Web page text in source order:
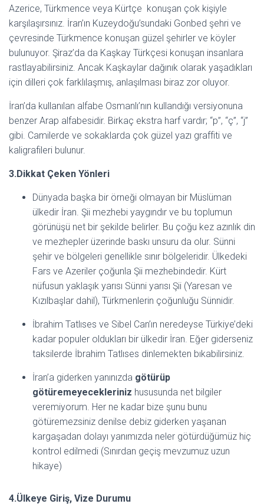
Azerice, Türkmence veya Kürtçe konuşan çok kişiyle
karşılaşırsınız. İran’ın Kuzeydoğu’sundaki Gonbed şehri ve
çevresinde Türkmence konuşan güzel şehirler ve köyler
bulunuyor. Şiraz’da da Kaşkay Türkçesi konuşan insanlara
rastlayabilirsiniz. Ancak Kaşkaylar dağınık olarak yaşadıkları
için dilleri çok farklılaşmış, anlaşılması biraz zor oluyor.
İran’da kullanılan alfabe Osmanlı’nın kullandığı versiyonuna
benzer Arap alfabesidir. Birkaç ekstra harf vardır; “p”, “ç”, “j”
gibi. Camilerde ve sokaklarda çok güzel yazı graffiti ve
kaligrafileri bulunur.
3.Dikkat Çeken Yönleri
Dünyada başka bir örneği olmayan bir Müslüman
ülkedir İran. Şii mezhebi yaygındır ve bu toplumun
görünüşü net bir şekilde belirler. Bu çoğu kez azınlık din
ve mezhepler üzerinde baskı unsuru da olur. Sünni
şehir ve bölgeleri genellikle sınır bölgeleridir. Ülkedeki
Fars ve Azeriler çoğunla Şii mezhebindedir. Kürt
nüfusun yaklaşık yarısı Sünni yarısı Şii (Yaresan ve
Kızılbaşlar dahil), Türkmenlerin çoğunluğu Sünnidir.
İbrahim Tatlıses ve Sibel Can’ın neredeyse Türkiye’deki
kadar populer oldukları bir ülkedir İran. Eğer giderseniz
taksilerde İbrahim Tatlıses dinlemekten bıkabilirsiniz.
İran’a giderken yanınızda götürüp
götüremeyecekleriniz hususunda net bilgiler
veremiyorum. Her ne kadar bize şunu bunu
götüremezsiniz denilse debiz giderken yaşanan
kargaşadan dolayı yanımızda neler götürdüğümüz hiç
kontrol edilmedi (Sınırdan geçiş mevzumuz uzun
hikaye)
4.Ülkeye Giriş, Vize Durumu